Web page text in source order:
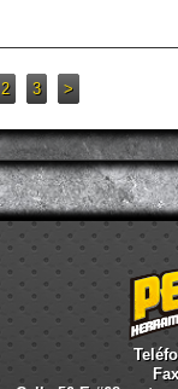
2 3 >